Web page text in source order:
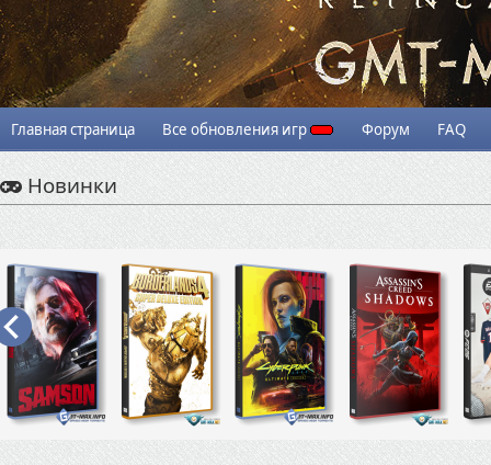
Главная страница Все обновления игр Форум FAQ
Новинки